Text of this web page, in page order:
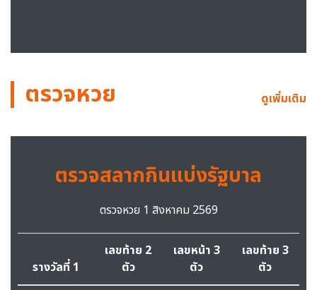
ตรวจหวย ดูเพิ่มเติม
ตรวจสลากกินแบ่งรัฐบาล
ตรวจหวย 1 สิงหาคม 2569
รางวัลที่ 1
เลขท้าย 2
ตัว
เลขหน้า 3
ตัว
เลขท้าย 3
ตัว